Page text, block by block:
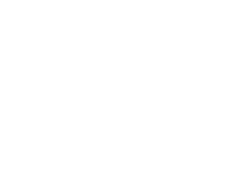
Bregant ter
— Vlada Republike